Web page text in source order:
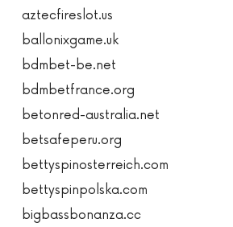
aztecfireslot.us
ballonixgame.uk
bdmbet-be.net
bdmbetfrance.org
betonred-australia.net
betsafeperu.org
bettyspinosterreich.com
bettyspinpolska.com
bigbassbonanza.cc